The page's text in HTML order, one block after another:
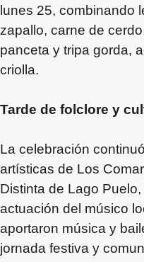
lunes 25, combinando
zapallo, carne de
panceta y tripa gorda,
criolla.
Tarde de folclore y
La celebración
artísticas de Los
Distinta de Lago
actuación del músico
aportaron música y
jornada festiva y